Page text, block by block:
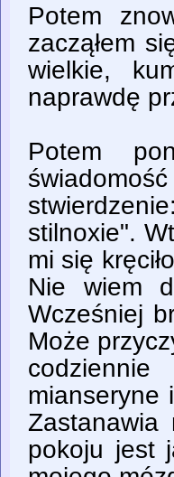
Potem
zacząłem
wielkie,
naprawdę
Potem
stilnoxie".
mi się
Nie wiem
Wcześniej
Może
mianseryne
pokoju jest